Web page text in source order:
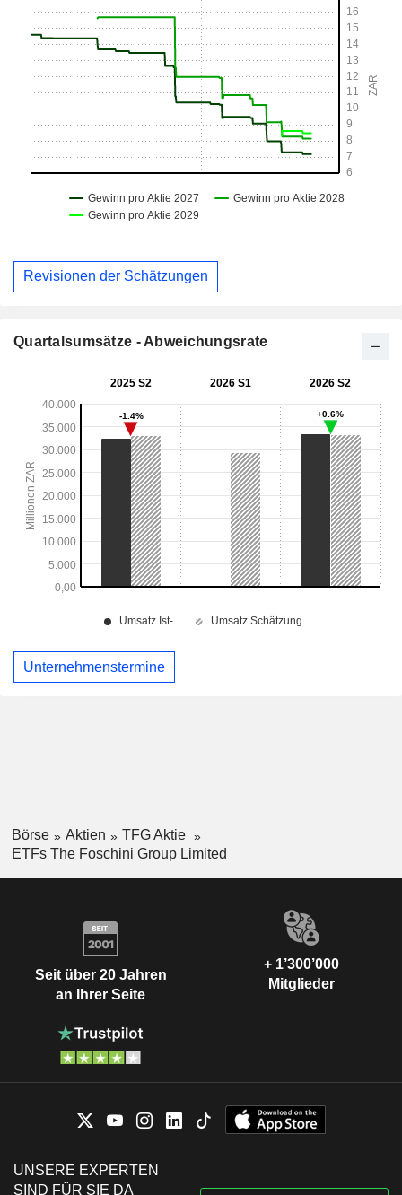
Revisionen der Schätzungen
Quartalsumsätze - Abweichungsrate
Unternehmenstermine
Börse Aktien
TFG Aktie
ETFs The Foschini Group Limited
Seit über 20 Jahren
an Ihrer Seite
+ 1’300’000
Mitglieder
UNSERE EXPERTEN
SIND FÜR SIE DA